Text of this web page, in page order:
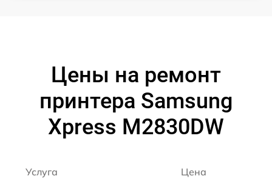
Цены на ремонт
принтера Samsung
Xpress M2830DW
Услуга Цена